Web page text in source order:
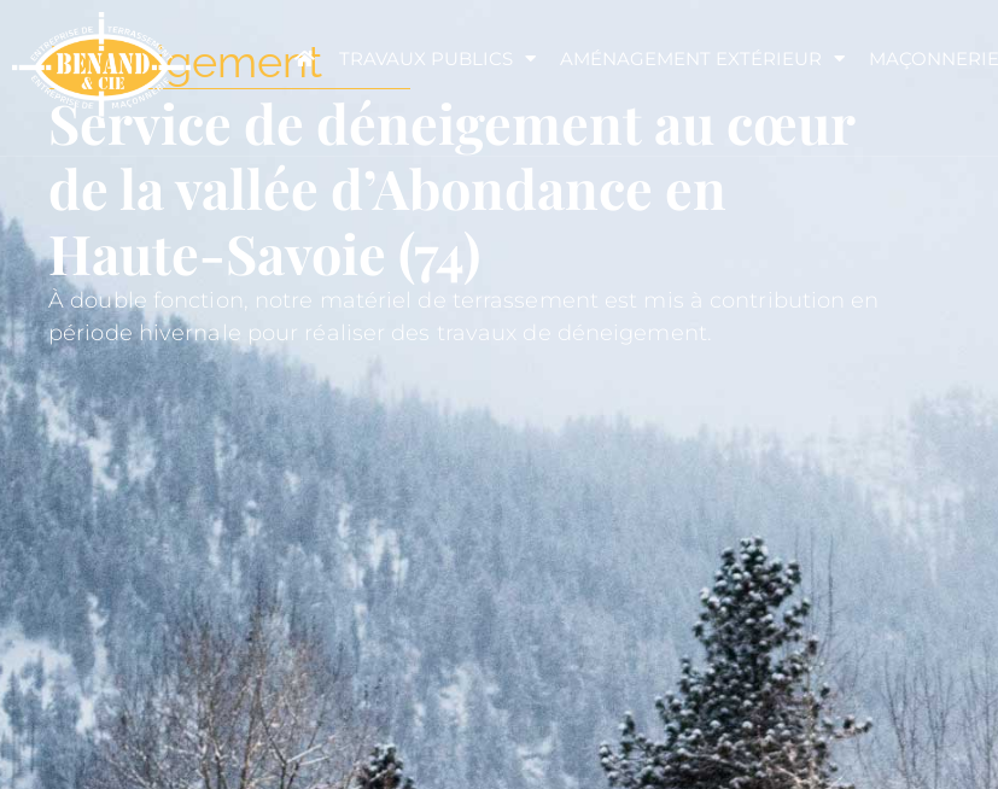
TRAVAUX PUBLICS AMÉNAGEMENT EXTÉRIEUR MAÇONNERIE
Déneigement
Service de déneigement au cœur
de la vallée d’Abondance en
Haute-Savoie (74)
À double fonction, notre matériel de terrassement est mis à contribution en
période hivernale pour réaliser des travaux de déneigement.